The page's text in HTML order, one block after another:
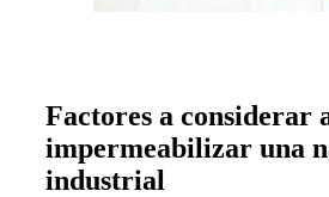
Factores a considerar
impermeabilizar una
industrial